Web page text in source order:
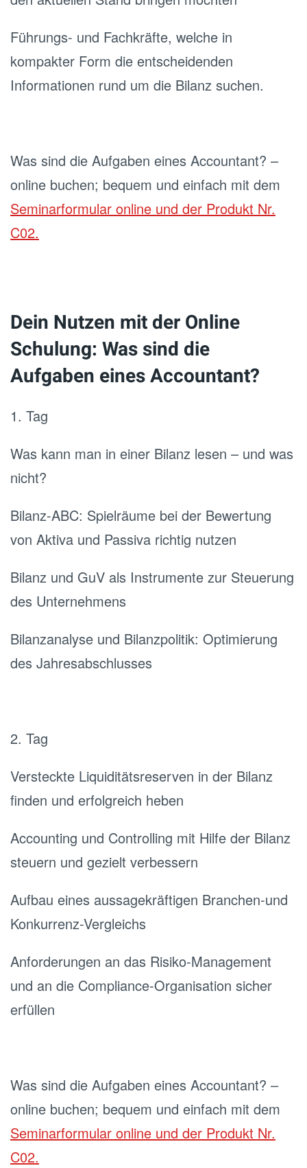
Führungs- und Fachkräfte, welche in
kompakter Form die entscheidenden
Informationen rund um die Bilanz suchen.
Was sind die Aufgaben eines Accountant? –
online buchen; bequem und einfach mit dem
Seminarformular online und der Produkt Nr.
C02.
Dein Nutzen mit der Online
Schulung: Was sind die
Aufgaben eines Accountant?
1. Tag
Was kann man in einer Bilanz lesen – und was
nicht?
Bilanz-ABC: Spielräume bei der Bewertung
von Aktiva und Passiva richtig nutzen
Bilanz und GuV als Instrumente zur Steuerung
des Unternehmens
Bilanzanalyse und Bilanzpolitik: Optimierung
des Jahresabschlusses
2. Tag
Versteckte Liquiditätsreserven in der Bilanz
finden und erfolgreich heben
Accounting und Controlling mit Hilfe der Bilanz
steuern und gezielt verbessern
Aufbau eines aussagekräftigen Branchen-und
Konkurrenz-Vergleichs
Anforderungen an das Risiko-Management
und an die Compliance-Organisation sicher
erfüllen
Was sind die Aufgaben eines Accountant? –
online buchen; bequem und einfach mit dem
Seminarformular online und der Produkt Nr.
C02.